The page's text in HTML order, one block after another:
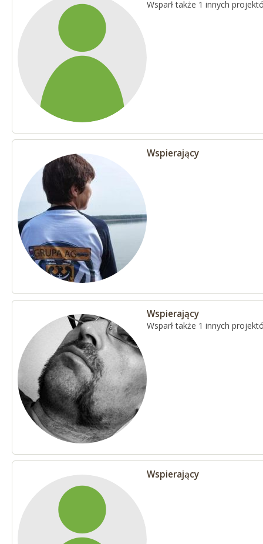
Wsparł także 1 innych
Wspierający
Wspierający
Wsparł także 1 innych
Wspierający